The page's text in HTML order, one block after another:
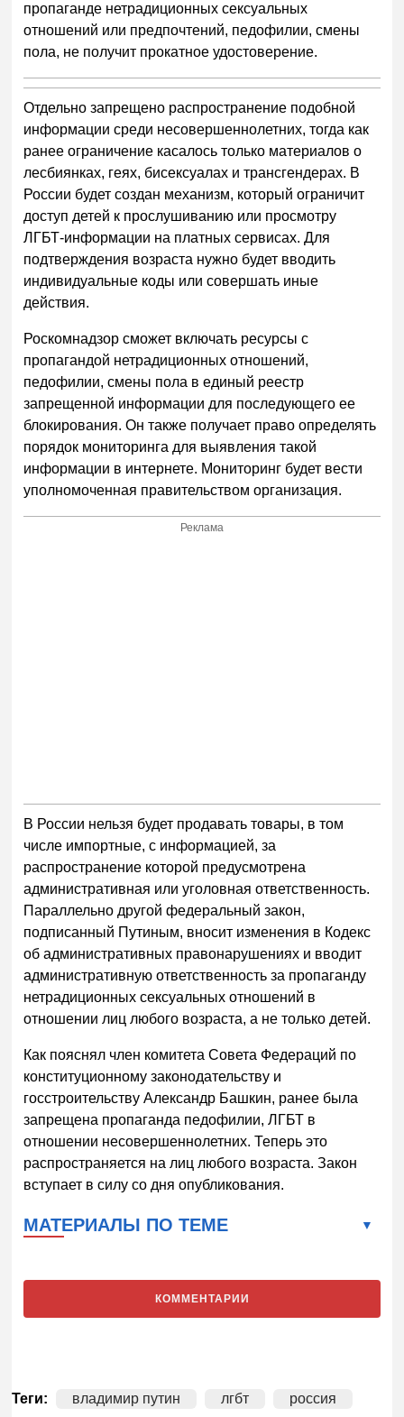
пропаганде нетрадиционных сексуальных
отношений или предпочтений, педофилии, смены
пола, не получит прокатное удостоверение.
Отдельно запрещено распространение подобной
информации среди несовершеннолетних, тогда как
ранее ограничение касалось только материалов о
лесбиянках, геях, бисексуалах и трансгендерах. В
России будет создан механизм, который ограничит
доступ детей к прослушиванию или просмотру
ЛГБТ-информации на платных сервисах. Для
подтверждения возраста нужно будет вводить
индивидуальные коды или совершать иные
действия.
Роскомнадзор сможет включать ресурсы с
пропагандой нетрадиционных отношений,
педофилии, смены пола в единый реестр
запрещенной информации для последующего ее
блокирования. Он также получает право определять
порядок мониторинга для выявления такой
информации в интернете. Мониторинг будет вести
уполномоченная правительством организация.
Реклама
В России нельзя будет продавать товары, в том
числе импортные, с информацией, за
распространение которой предусмотрена
административная или уголовная ответственность.
Параллельно другой федеральный закон,
подписанный Путиным, вносит изменения в Кодекс
об административных правонарушениях и вводит
административную ответственность за пропаганду
нетрадиционных сексуальных отношений в
отношении лиц любого возраста, а не только детей.
Как пояснял член комитета Совета Федераций по
конституционному законодательству и
госстроительству Александр Башкин, ранее была
запрещена пропаганда педофилии, ЛГБТ в
отношении несовершеннолетних. Теперь это
распространяется на лиц любого возраста. Закон
вступает в силу со дня опубликования.
МАТЕРИАЛЫ ПО ТЕМЕ
КОММЕНТАРИИ
Теги: владимир путин лгбт россия